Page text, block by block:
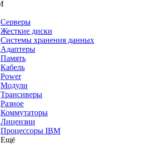
Серверы
Жесткие диски
Системы хранения данных
Адаптеры
Память
Кабель
Power
Модули
Трансиверы
Разное
Коммутаторы
Лицензии
Процессоры IBM
Ещё